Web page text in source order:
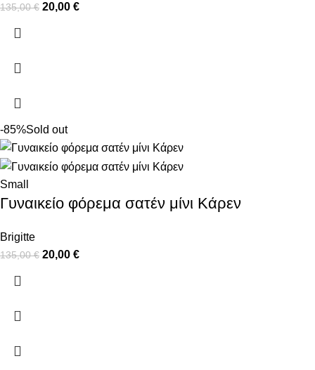
135,00€ 20,00 €
-85%Sold out
Small
Γυναικείο φόρεμα σατέν μίνι Κάρεν
Brigitte
135,00€ 20,00 €